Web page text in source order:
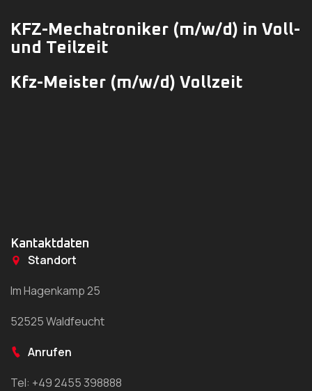
KFZ-Mechatroniker (m/w/d) in Voll-
und Teilzeit
Kfz-Meister (m/w/d) Vollzeit
Kantaktdaten
Standort
Im Hagenkamp 25
52525 Waldfeucht
Anrufen
Tel: +49 2455 398888